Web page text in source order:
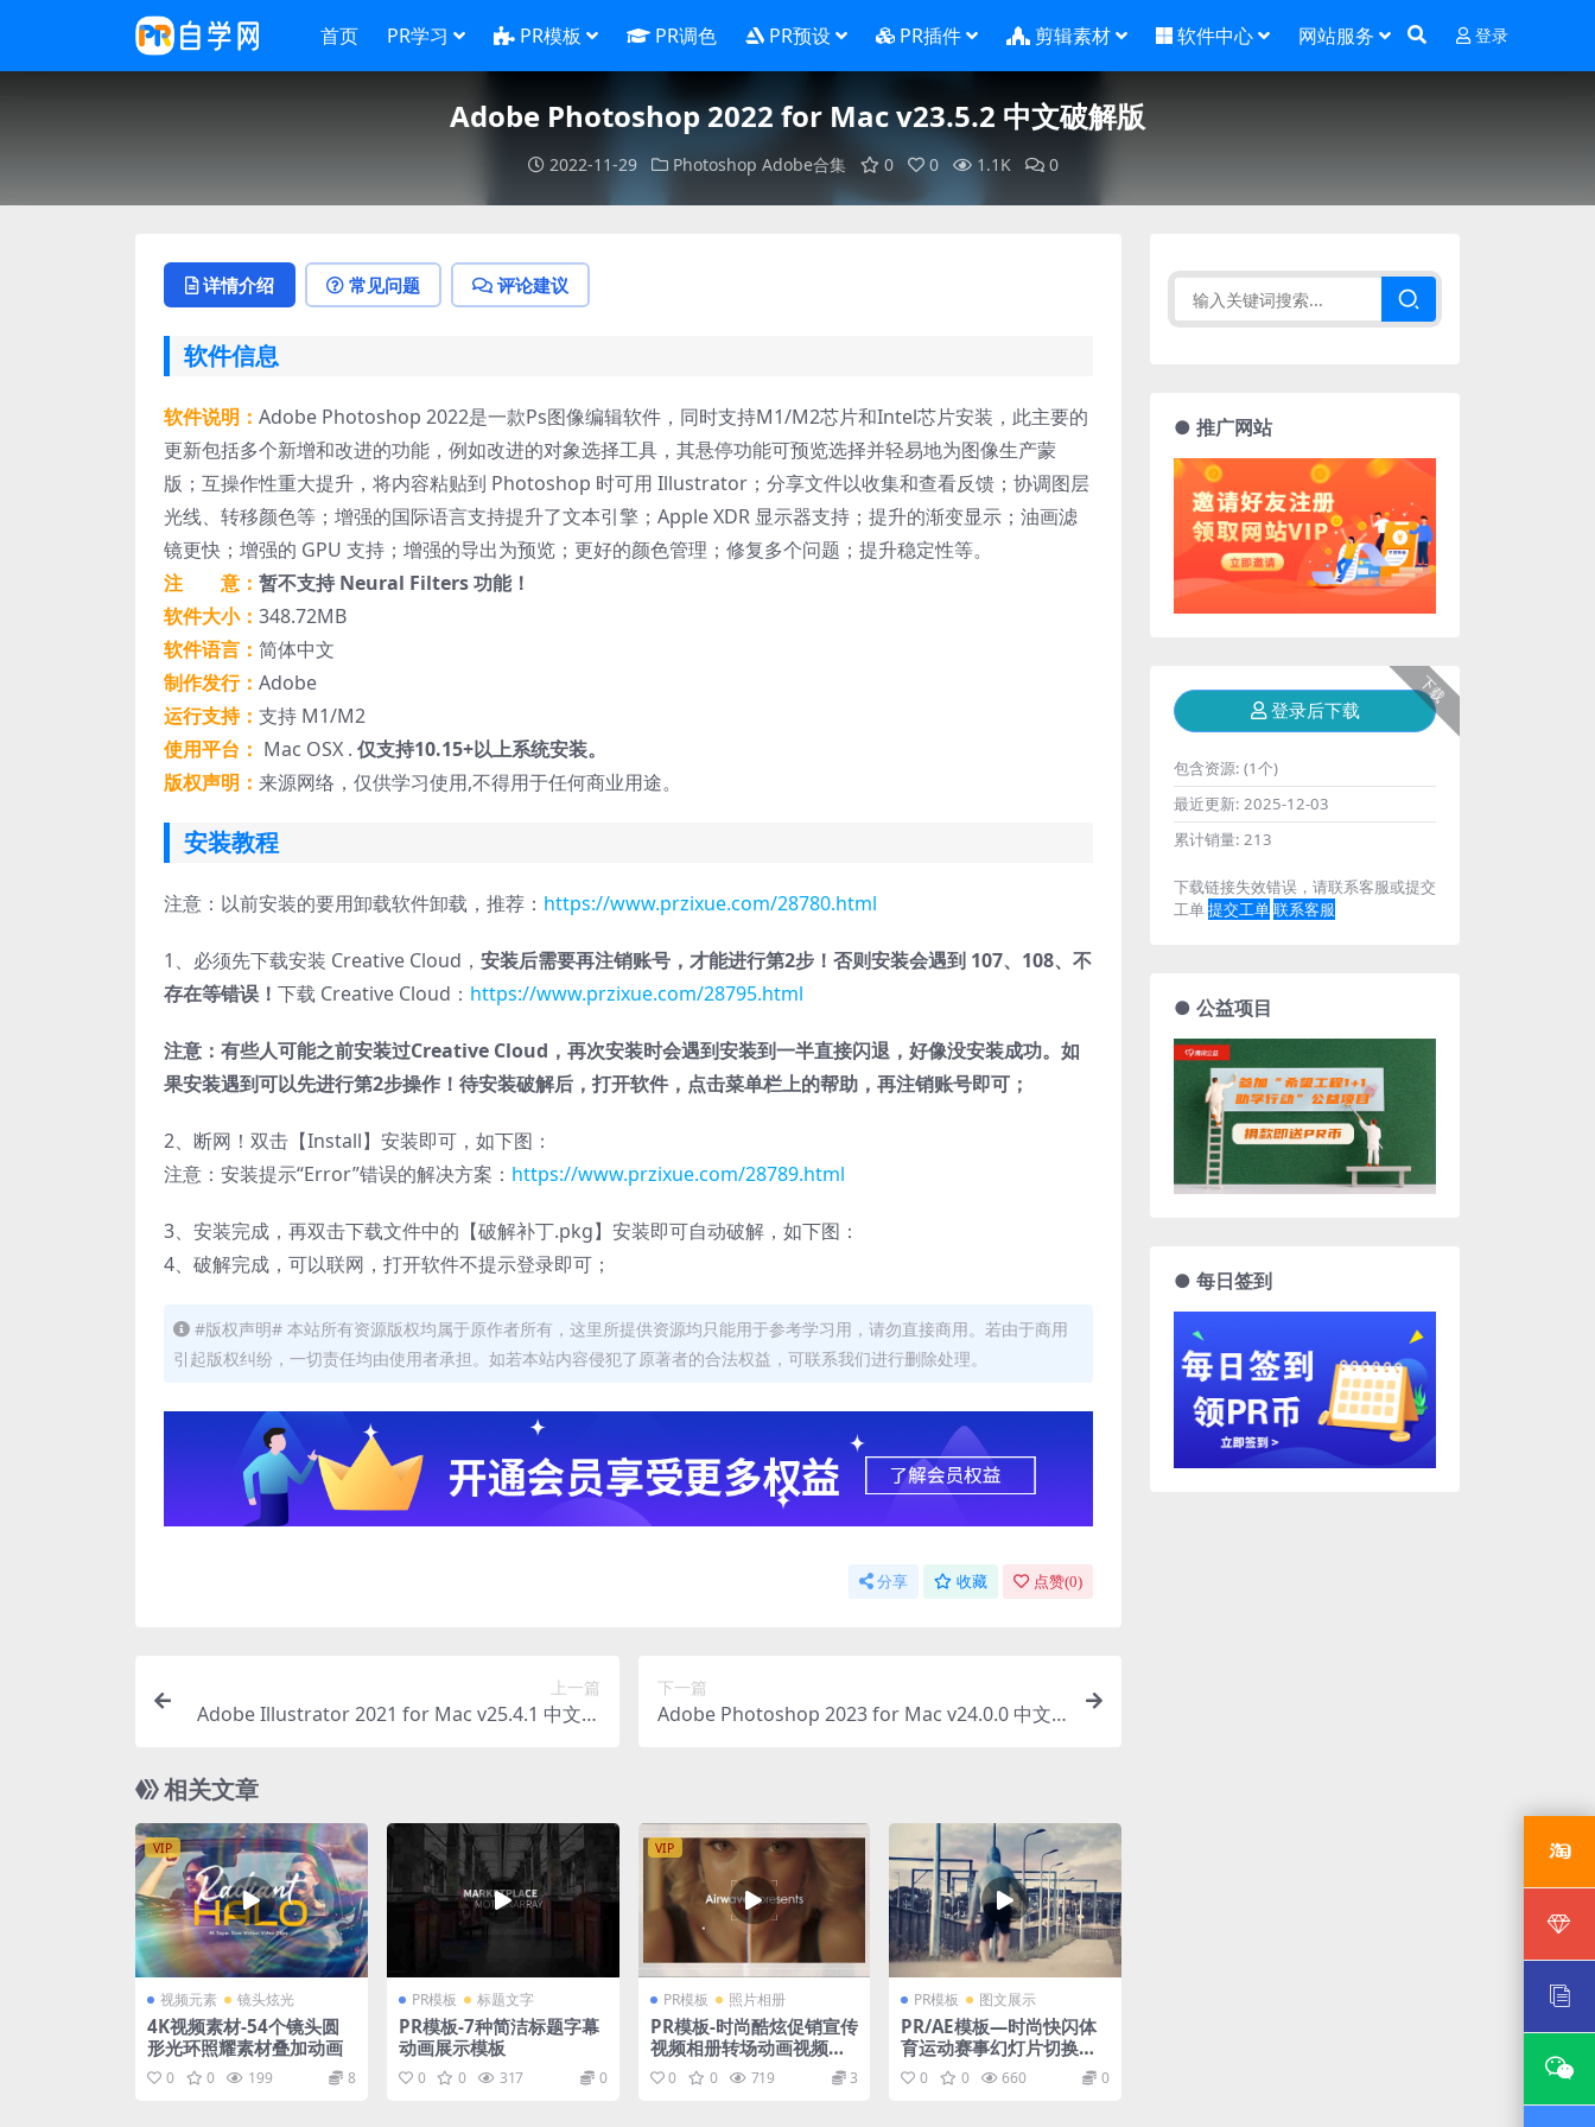
首页 PR学习 PR模板 PR调色 PR预设 PR插件 剪辑素材 软件中心 网站服务 登录
Adobe Photoshop 2022 for Mac v23.5.2 中文破解版
2022-11-29 Photoshop Adobe合集 0 0 1.1K 0
详情介绍 常见问题 评论建议
软件信息
软件说明： Adobe Photoshop 2022是一款Ps图像编辑软件，同时支持M1/M2芯片和Intel芯片安装，此主要的
更新包括多个新增和改进的功能，例如改进的对象选择工具，其悬停功能可预览选择并轻易地为图像生产蒙
版；互操作性重大提升，将内容粘贴到 Photoshop 时可用 Illustrator；分享文件以收集和查看反馈；协调图层
光线、转移颜色等；增强的国际语言支持提升了文本引擎；Apple XDR 显示器支持；提升的渐变显示；油画滤
镜更快；增强的 GPU 支持；增强的导出为预览；更好的颜色管理；修复多个问题；提升稳定性等。
注 意： 暂不支持 Neural Filters 功能！
软件大小： 348.72MB
软件语言： 简体中文
制作发行： Adobe
运行支持： 支持 M1/M2
使用平台： Mac OSX . 仅支持10.15+以上系统安装。
版权声明： 来源网络，仅供学习使用,不得用于任何商业用途。
安装教程
注意：以前安装的要用卸载软件卸载，推荐： https://www.przixue.com/28780.html
1、必须先下载安装 Creative Cloud， 安装后需要再注销账号，才能进行第2步！否则安装会遇到 107、108、不
存在等错误！ 下载 Creative Cloud： https://www.przixue.com/28795.html
注意：有些人可能之前安装过Creative Cloud，再次安装时会遇到安装到一半直接闪退，好像没安装成功。如
果安装遇到可以先进行第2步操作！待安装破解后，打开软件，点击菜单栏上的帮助，再注销账号即可；
2、断网！双击【Install】安装即可，如下图：
注意：安装提示“Error”错误的解决方案： https://www.przixue.com/28789.html
3、安装完成，再双击下载文件中的【破解补丁.pkg】安装即可自动破解，如下图：
4、破解完成，可以联网，打开软件不提示登录即可；
#版权声明# 本站所有资源版权均属于原作者所有，这里所提供资源均只能用于参考学习用，请勿直接商用。若由于商用
引起版权纠纷，一切责任均由使用者承担。如若本站内容侵犯了原著者的合法权益，可联系我们进行删除处理。
分享 收藏 点赞(0)
上一篇
Adobe Illustrator 2021 for Mac v25.4.1 中文直
下一篇
Adobe Photoshop 2023 for Mac v24.0.0 中文
相关文章
VIP
视频元素 镜头炫光
4K视频素材-54个镜头圆
形光环照耀素材叠加动画
0 0 199 8
PR模板 标题文字
PR模板-7种简洁标题字幕
动画展示模板
0 0 317 0
VIP
PR模板 照片相册
PR模板-时尚酷炫促销宣传
视频相册转场动画视频模
板0 0 719 3
PR模板 图文展示
PR/AE模板—时尚快闪体
育运动赛事幻灯片切换分
割个性视频模板
0 0 660 0
● 推广网站
下载
登录后下载
包含资源: (1个)
最近更新: 2025-12-03
累计销量: 213
下载链接失效错误，请联系客服或提交
工单提交工单联系客服
● 公益项目
● 每日签到